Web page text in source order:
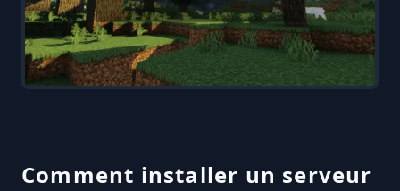
Comment installer un serveur